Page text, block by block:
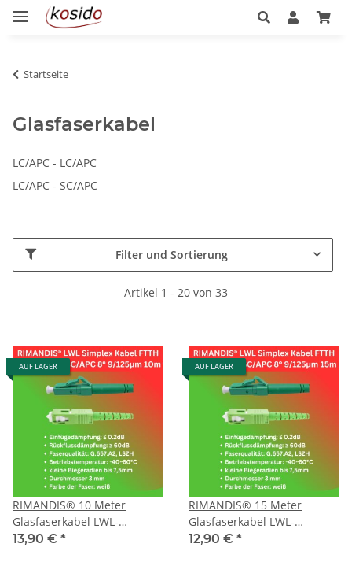
Startseite
Glasfaserkabel
LC/APC - LC/APC
LC/APC - SC/APC
Filter und Sortierung
Artikel 1 - 20 von 33
AUF LAGER
RIMANDIS® 10 Meter
Glasfaserkabel LWL-
Patchkabel Singlemode
13,90 € *
AUF LAGER
RIMANDIS® 15 Meter
Glasfaserkabel LWL-
Patchkabel Singlemode
12,90 € *